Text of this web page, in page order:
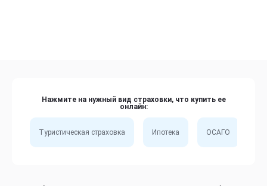
Нажмите на нужный вид страховки, что купить ее
онлайн:
Туристическая страховка Ипотека ОСАГО